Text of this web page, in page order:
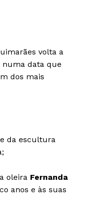
volta a
numa data que
dos mais
da escultura
oleira Fernanda
anos e às suas